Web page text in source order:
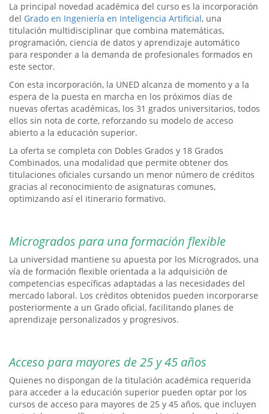
La principal novedad académica del curso es la incorporación
del Grado en Ingeniería en Inteligencia Artificial, una
titulación multidisciplinar que combina matemáticas,
programación, ciencia de datos y aprendizaje automático
para responder a la demanda de profesionales formados en
este sector.
Con esta incorporación, la UNED alcanza de momento y a la
espera de la puesta en marcha en los próximos días de
nuevas ofertas académicas, los 31 grados universitarios, todos
ellos sin nota de corte, reforzando su modelo de acceso
abierto a la educación superior.
La oferta se completa con Dobles Grados y 18 Grados
Combinados, una modalidad que permite obtener dos
titulaciones oficiales cursando un menor número de créditos
gracias al reconocimiento de asignaturas comunes,
optimizando así el itinerario formativo.
Microgrados para una formación flexible
La universidad mantiene su apuesta por los Microgrados, una
vía de formación flexible orientada a la adquisición de
competencias específicas adaptadas a las necesidades del
mercado laboral. Los créditos obtenidos pueden incorporarse
posteriormente a un Grado oficial, facilitando planes de
aprendizaje personalizados y progresivos.
Acceso para mayores de 25 y 45 años
Quienes no dispongan de la titulación académica requerida
para acceder a la educación superior pueden optar por los
cursos de acceso para mayores de 25 y 45 años, que incluyen